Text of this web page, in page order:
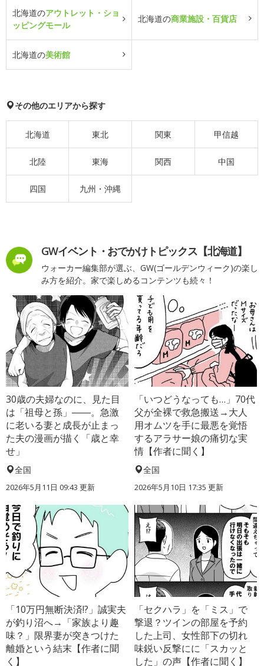
北海道のアウトレット・ショ
ッピングモール
北海道の商業施設・百貨店
北海道の美術館
その他のエリアから探す
北海道 東北 関東 甲信越
北陸 東海 関西 中国
四国 九州・沖縄
GWイベント・おでかけトピックス【北海道】
ウォーカー編集部が選ぶ、GW(ゴールデンウィーク)の楽し
み方を紹介。家で楽しめるコンテンツも続々！
30歳の夫婦なのに、見た目
は「祖母と孫」――。急激
に老いる妻と成長が止まっ
た夫の漫画が描く「歳と幸
せ」
全国
2026年5月11日 09:43 更新
「いつどうなっても…」70代
父が全裸で救急搬送→大人
用オムツを手に最悪を覚悟
するアラサー娘の痛切な実
情【作者に聞く】
全国
2026年5月10日 17:35 更新
「10万円無断決済!?」誠実夫
が釣り沼へ→「家族より趣
味？」限界妻が突きつけた
離婚という結末【作者に聞
く】
「セクハラ」を「ミス」で
撃退？ツインの部屋を予約
した上司、女性部下の切れ
味鋭い反撃にに「スカッと
した」の声【作者に聞く】